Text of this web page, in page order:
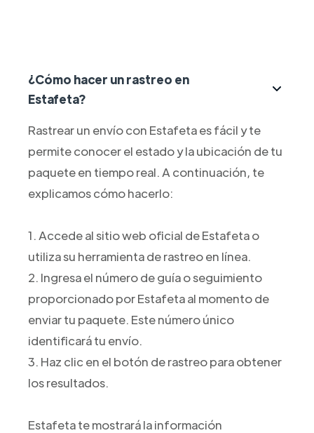
¿Cómo hacer un rastreo en
Estafeta?
Rastrear un envío con Estafeta es fácil y te
permite conocer el estado y la ubicación de tu
paquete en tiempo real. A continuación, te
explicamos cómo hacerlo:
1. Accede al sitio web oficial de Estafeta o
utiliza su herramienta de rastreo en línea.
2. Ingresa el número de guía o seguimiento
proporcionado por Estafeta al momento de
enviar tu paquete. Este número único
identificará tu envío.
3. Haz clic en el botón de rastreo para obtener
los resultados.
Estafeta te mostrará la información